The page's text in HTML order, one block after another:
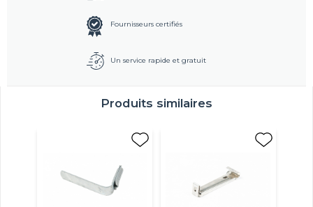
Fournisseurs certifiés
Un service rapide et gratuit
Produits similaires